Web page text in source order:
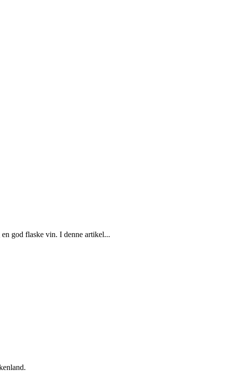
god flaske vin. I denne artikel...